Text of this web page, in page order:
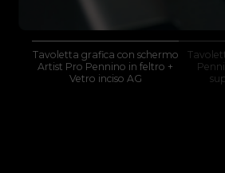
Tavoletta grafica con schermo
Artist Pro Pennino in feltro +
Vetro inciso AG